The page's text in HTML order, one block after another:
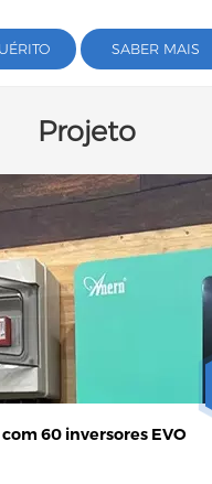
SABER MAIS
Projeto
60 inversores EVO